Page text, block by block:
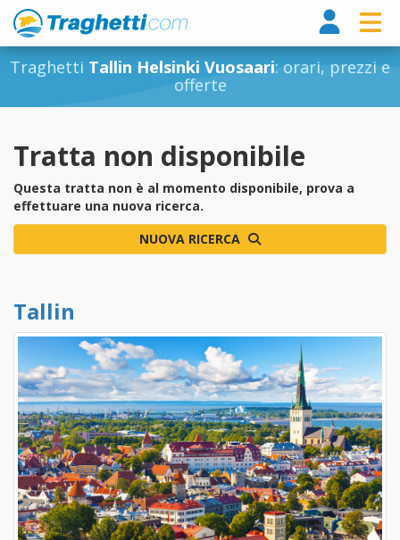
Traghetti Tallin Helsinki Vuosaari: orari, prezzi e
offerte
Tratta non disponibile
Questa tratta non è al momento disponibile, prova a
effettuare una nuova ricerca.
NUOVA RICERCA
Tallin